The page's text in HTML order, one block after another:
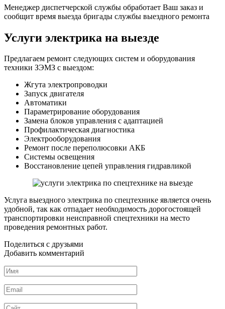
Менеджер диспетчерской службы обработает Ваш заказ и
сообщит время выезда бригады службы выездного ремонта
Услуги электрика на выезде
Предлагаем ремонт следующих систем и оборудования
техники ЗЭМЗ с выездом:
Жгута электропроводки
Запуск двигателя
Автоматики
Параметрирование оборудования
Замена блоков управления с адаптацией
Профилактическая диагностика
Электрооборудования
Ремонт после переполюсовки АКБ
Системы освещения
Восстановление цепей управления гидравликой
Услуга выездного электрика по спецтехнике является очень
удобной, так как отпадает необходимость дорогостоящей
транспортировки неисправной спецтехники на место
проведения ремонтных работ.
Поделиться с друзьями
Добавить комментарий
Имя
*
Email
*
Сайт